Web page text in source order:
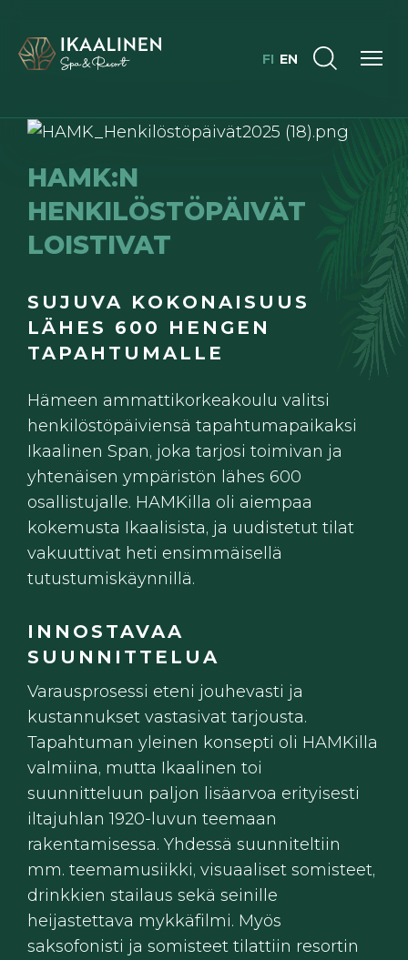
FI EN
HAMK:N
HENKILÖSTÖPÄIVÄT
LOISTIVAT
SUJUVA KOKONAISUUS
LÄHES 600 HENGEN
TAPAHTUMALLE
Hämeen ammattikorkeakoulu valitsi
henkilöstöpäiviensä tapahtumapaikaksi
Ikaalinen Span, joka tarjosi toimivan ja
yhtenäisen ympäristön lähes 600
osallistujalle. HAMKilla oli aiempaa
kokemusta Ikaalisista, ja uudistetut tilat
vakuuttivat heti ensimmäisellä
tutustumiskäynnillä.
INNOSTAVAA
SUUNNITTELUA
Varausprosessi eteni jouhevasti ja
kustannukset vastasivat tarjousta.
Tapahtuman yleinen konsepti oli HAMKilla
valmiina, mutta Ikaalinen toi
suunnitteluun paljon lisäarvoa erityisesti
iltajuhlan 1920-luvun teemaan
rakentamisessa. Yhdessä suunniteltiin
mm. teemamusiikki, visuaaliset somisteet,
drinkkien stailaus sekä seinille
heijastettava mykkäfilmi. Myös
saksofonisti ja somisteet tilattiin resortin